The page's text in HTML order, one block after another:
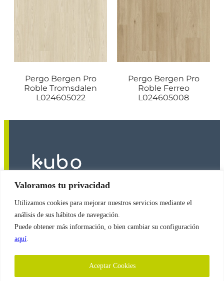
Valoramos tu privacidad
Utilizamos cookies para mejorar nuestros servicios mediante el
análisis de sus hábitos de navegación.
Puede obtener más información, o bien cambiar su configuración
aquí
Aceptar Cookies
Pergo Bergen Pro
Roble Tromsdalen
L024605022
Pergo Bergen Pro
Roble Ferreo
L024605008
2026
© Copyright
Revestimientos Kubo S.A.
Política de Cookies
Política de Protección de Datos